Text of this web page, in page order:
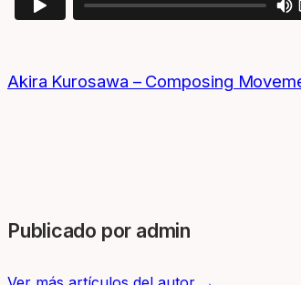
Akira Kurosawa – Composing
Publicado por admin